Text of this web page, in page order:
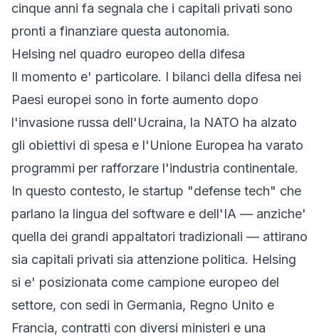
cinque anni fa segnala che i capitali privati sono
pronti a finanziare questa autonomia.
Helsing nel quadro europeo della difesa
Il momento e' particolare. I bilanci della difesa nei
Paesi europei sono in forte aumento dopo
l'invasione russa dell'Ucraina, la NATO ha alzato
gli obiettivi di spesa e l'Unione Europea ha varato
programmi per rafforzare l'industria continentale.
In questo contesto, le startup "defense tech" che
parlano la lingua del software e dell'IA — anziche'
quella dei grandi appaltatori tradizionali — attirano
sia capitali privati sia attenzione politica. Helsing
si e' posizionata come campione europeo del
settore, con sedi in Germania, Regno Unito e
Francia, contratti con diversi ministeri e una